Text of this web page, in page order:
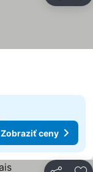
Zobraziť ceny